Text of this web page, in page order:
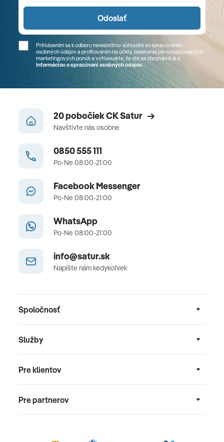
Odoslať
Prihlásením sa k odberu newslettrov súhlasíte so spracúvaním
osobných údajov a profilovaním na účely zasielania personalizovaných
marketingových ponúk a vyhlasujete, že ste sa oboznámil/a s
Informáciou o spracúvaní osobných údajov.
20 pobočiek CK Satur
Navštívte nás osobne
0850 555 111
Po-Ne 08:00-21:00
Facebook Messenger
Po-Ne 08:00-21:00
WhatsApp
Po-Ne 08:00-21:00
info@satur.sk
Napíšte nám kedykoľvek
Spoločnosť
Služby
Pre klientov
Pre partnerov